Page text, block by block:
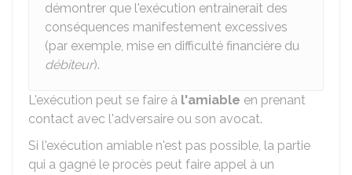
démontrer que l'exécution entrainerait des
conséquences manifestement excessives
(par exemple, mise en difficulté financière du
débiteur).
L'exécution peut se faire à l'amiable en prenant
contact avec l'adversaire ou son avocat.
Si l'exécution amiable n'est pas possible, la partie
qui a gagné le procès peut faire appel à un